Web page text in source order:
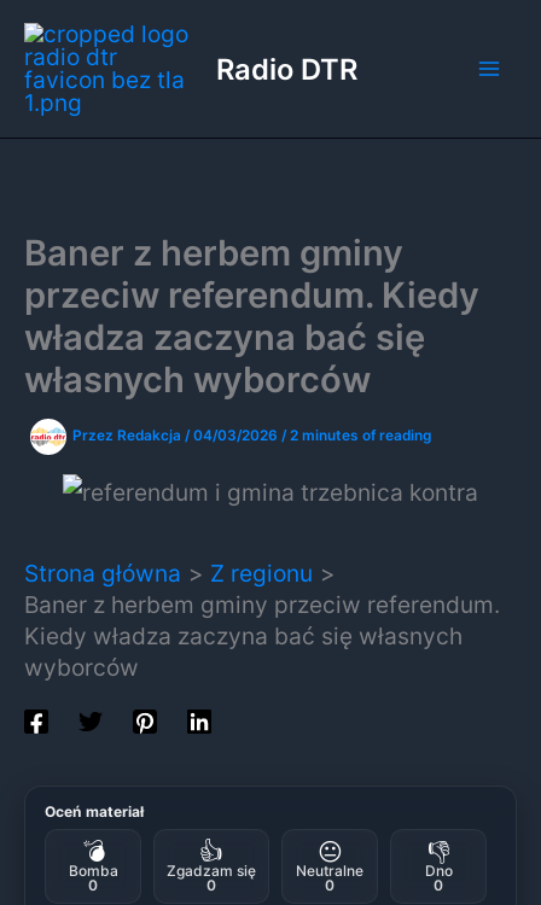
Przejdź
do
treści
Radio DTR
Baner z herbem gminy
przeciw referendum. Kiedy
władza zaczyna bać się
własnych wyborców
Przez Redakcja /04/03/2026 /2 minutes of reading
Strona główna
Z regionu
Baner z herbem gminy przeciw referendum.
Kiedy władza zaczyna bać się własnych
wyborców
Oceń materiał
💣
Bomba
0
👍
Zgadzam się
0
😐
Neutralne
0
👎
Dno
0